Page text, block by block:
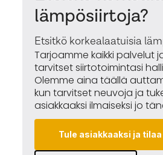
lämpösiirtoja?
Etsitkö korkealaatuisia
Tarjoamme kaikki palvelut
tarvitset siirtotoimintasi
Olemme aina täällä
kun tarvitset neuvoja ja
asiakkaaksi ilmaiseksi jo
Tule asiakkaaksi ja